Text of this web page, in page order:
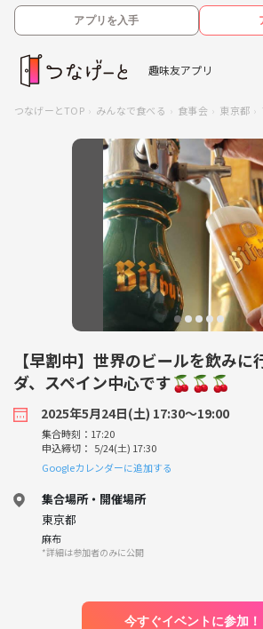
アプリを入手
趣味友アプリ
つなげーとTOP みんなで食べる 食事会 東京都
【早割中】世界のビールを飲みに
ダ、スペイン中心です🍒🍒🍒
2025年5月24日(土) 17:30〜19:00
集合時刻：17:20
申込締切： 5/24(土) 17:30
Googleカレンダーに追加する
集合場所・開催場所
東京都
麻布
*詳細は参加者のみに公開
今すぐイベントに参加！